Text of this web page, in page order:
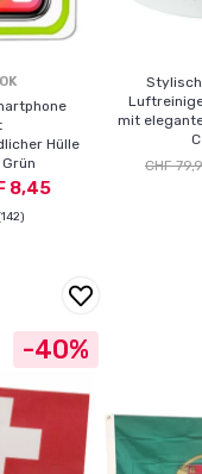
Hülle
8,45
mit
CHF
-40%